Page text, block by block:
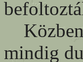
Közben
mindig